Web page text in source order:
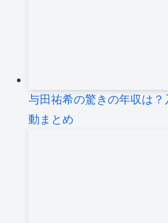
与田祐希の驚きの年収は
動まとめ